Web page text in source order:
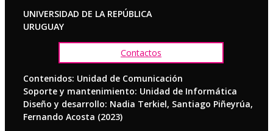
UNIVERSIDAD DE LA REPÚBLICA
URUGUAY
Contactos
Contenidos: Unidad de Comunicación
Soporte y mantenimiento: Unidad de Informática
Diseño y desarrollo: Nadia Terkiel, Santiago Piñeyrúa,
Fernando Acosta (2023)